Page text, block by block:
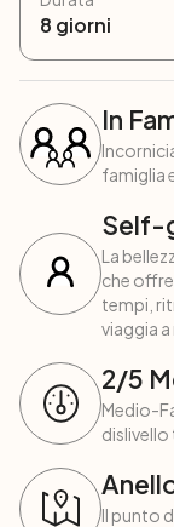
8 giorni
In
famiglia
Self-
La
che
tempi,
viaggia
2/5
Medio-
dislivello
Il punto